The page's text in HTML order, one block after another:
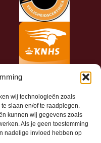
wij technologieën zoals
slaan en/of te raadplegen.
kunnen wij gegevens zoals
Als je geen toestemming
nadelige invloed hebben op